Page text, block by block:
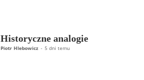
Historyczne analogie
Piotr Hlebowicz - 5 dni temu